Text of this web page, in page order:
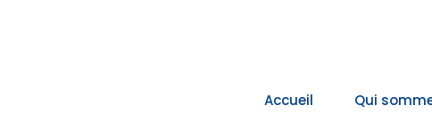
Accueil Qui